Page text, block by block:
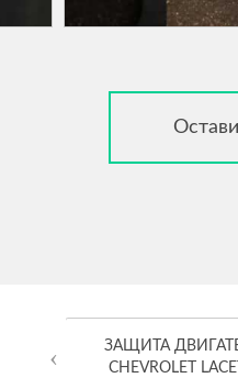
ЗАЩИТА
CHEVROLET
‹